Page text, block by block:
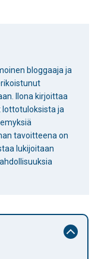
bloggaaja ja
Ilona kirjoittaa
ja
tavoitteena on
lukijoitaan